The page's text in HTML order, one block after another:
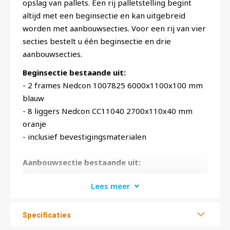
opslag van pallets. Een rij palletstelling begint
altijd met een beginsectie en kan uitgebreid
worden met aanbouwsecties. Voor een rij van vier
secties bestelt u één beginsectie en drie
aanbouwsecties.
Beginsectie bestaande uit:
- 2 frames Nedcon 1007825 6000x1100x100 mm
blauw
- 8 liggers Nedcon CC11040 2700x110x40 mm
oranje
- inclusief bevestigingsmaterialen
Aanbouwsectie bestaande uit:
oranje
Lees meer
Specificaties